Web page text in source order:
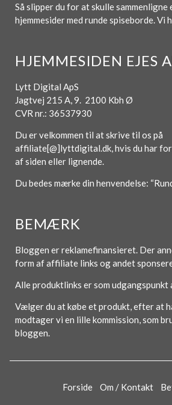
Så slipper du for at skulle sammenligne
hjemmesider med runde spiseborde. Vi
HJEMMESIDEN EJES
Lytt Digital ApS
Jagtvej 215 A, 9. 2100 Kbh Ø
CVR nr.: 36537930
Du er velkommen til at skrive til os på
affiliate[@]lyttdigital.dk, hvis du har
af siden eller lignende.
Du bedes mærke din henvendelse:
BEMÆRK
Bloggen er reklamefinansieret. Der
form af affiliate links og andet
Alle produktlinks er som
Vælger du at købe et produkt, efter at
modtager vi en lille kommission, som
bloggen.
Forside Om / Kontakt